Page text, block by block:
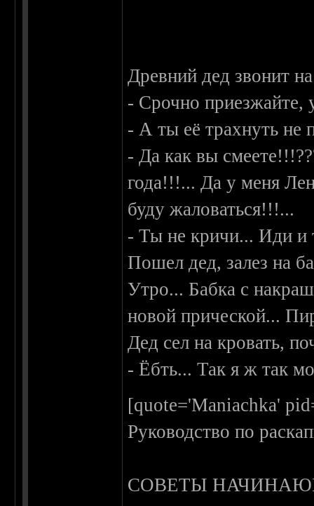
Древний дед звонит
- Срочно приезжайте,
- А ты её трахнуть не
- Да как вы
года!!!... Да у меня
буду жаловаться!!!...
- Ты не кричи... Иди и
Пошел дед, залез на
Утро... Бабка с
новой прической...
Дед сел на кровать,
- Ёбть... Так я ж так
[quote='Maniachka'
Руководство по
СОВЕТЫ